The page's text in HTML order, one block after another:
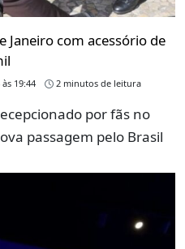
Janeiro com acessório de
19:44 2 minutos de leitura
por fãs no
passagem pelo Brasil